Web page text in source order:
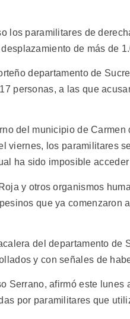
los paramilitares de
de más de
departamento de
personas, a las que
del municipio de
viernes, los paramilitares
ha sido imposible
y otros organismos
que ya comenzaron
del departamento de
y con señales de
Serrano, afirmó este
por paramilitares que